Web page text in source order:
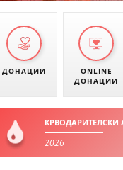
ДОНАЦИИ
ONLINE
ДОНАЦИИ
КРВОДАРИТЕЛСКИ
2026